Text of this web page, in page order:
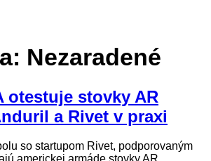
Nezaradené
otestuje stovky AR
a Rivet v praxi
so startupom Rivet, podporovaným